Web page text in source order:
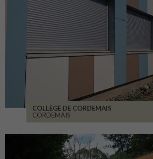
COLLÈGE DE CORDEMAIS
CORDEMAIS